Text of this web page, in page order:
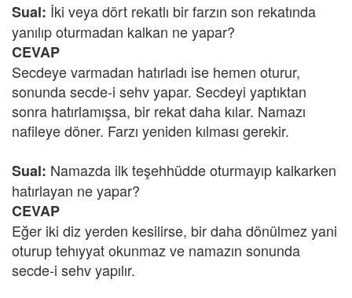
Sual: İki veya dört rekatlı bir farzın son rekatında
yanılıp oturmadan kalkan ne yapar?
CEVAP
Secdeye varmadan hatırladı ise hemen oturur,
sonunda secde-i sehv yapar. Secdeyi yaptıktan
sonra hatırlamışsa, bir rekat daha kılar. Namazı
nafileye döner. Farzı yeniden kılması gerekir.
Sual: Namazda ilk teşehhüdde oturmayıp kalkarken
hatırlayan ne yapar?
CEVAP
Eğer iki diz yerden kesilirse, bir daha dönülmez yani
oturup tehıyyat okunmaz ve namazın sonunda
secde-i sehv yapılır.